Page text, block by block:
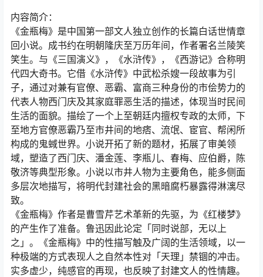
内容简介：
《金瓶梅》是中国第一部文人独立创作的长篇白话世情章
回小说。成书约在明朝隆庆至万历年间，作者署名兰陵笑
笑生。与《三国演义》，《水浒传》，《西游记》合称明
代四大奇书。它借《水浒传》中武松杀嫂一段故事为引
子，通过对兼有官僚、恶霸、富商三种身份的市侩势力的
代表人物西门庆及其家庭罪恶生活的描述，体现当时民间
生活的面貌。描绘了一个上至朝廷内擅权专政的太师，下
至地方官僚恶霸乃至市井间的地痞、流氓、宦官、帮闲所
构成的鬼蜮世界。小说开拓了新的题材，拓展了审美领
域，塑造了西门庆、潘金莲、李瓶儿、春梅、应伯爵，陈
敬济等典型形象。小说以市井人物为主要角色，能多侧面
多层次地描写，将明代封建社会的黑暗腐朽暴露得淋漓尽
致。
《金瓶梅》作者是曹雪芹艺术革新的先驱，为《红楼梦》
的产生作了准备。鲁迅因此论定「同时说部，无以上
之」。《金瓶梅》中的性描写触及广阔的生活领域，以一
种极端的方式表现人之自然本性对「天理」禁锢的冲击。
实多虚少，纯感官的再现，也反映了封建文人的性情趣。